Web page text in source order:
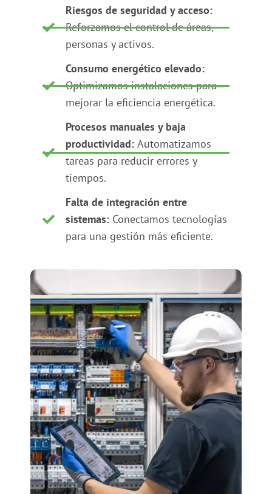
Riesgos de seguridad y acceso:
Reforzamos el control de áreas,
personas y activos.
Consumo energético elevado:
Optimizamos instalaciones para
mejorar la eficiencia energética.
Procesos manuales y baja
productividad: Automatizamos
tareas para reducir errores y
tiempos.
Falta de integración entre
sistemas: Conectamos tecnologías
para una gestión más eficiente.